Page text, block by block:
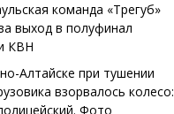
команда «Трегуб»
выход в полуфинал
КВН
Алтайске при тушении
взорвалось колесо:
Фото